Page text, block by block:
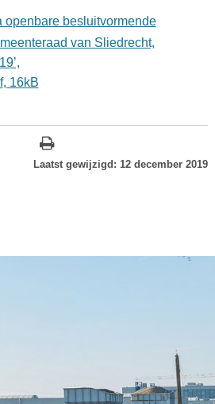
openbare besluitvormende
van Sliedrecht,
, 16kB
Laatst gewijzigd: 12 december 2019